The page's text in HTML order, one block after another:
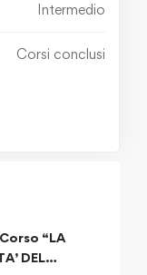
Intermedio
Corsi conclusi
“LA
DEL